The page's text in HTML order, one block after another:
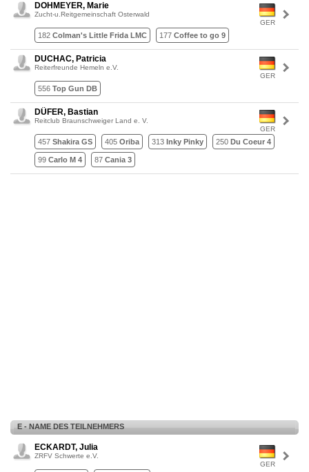
GER
DOHMEYER, Marie
Zucht-u.Reitgemeinschaft Osterwald
182 Colman's Little Frida LMC 177 Coffee to go 9
GER
DUCHAC, Patricia
Reiterfreunde Hemeln e.V.
556 Top Gun DB
GER
DÜFER, Bastian
Reitclub Braunschweiger Land e. V.
457 Shakira GS 405 Oriba 313 Inky Pinky 250 Du Coeur 4
99 Carlo M 4 87 Cania 3
E - NAME DES TEILNEHMERS
GER
ECKARDT, Julia
ZRFV Schwerte e.V.